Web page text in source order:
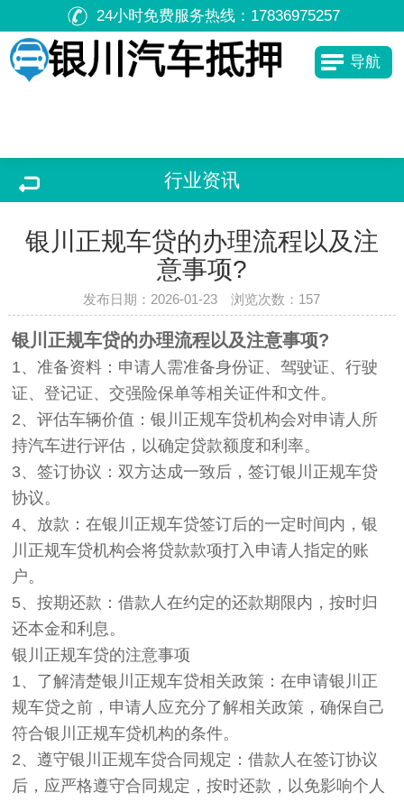
24小时免费服务热线： 17836975257
导航
行业资讯
银川正规车贷的办理流程以及注
意事项?
发布日期：2026-01-23 浏览次数： 157
银川正规车贷的办理流程以及注意事项?
1、准备资料：申请人需准备身份证、驾驶证、行驶
证、登记证、交强险保单等相关证件和文件。
2、评估车辆价值：银川正规车贷机构会对申请人所
持汽车进行评估，以确定贷款额度和利率。
3、签订协议：双方达成一致后，签订银川正规车贷
协议。
4、放款：在银川正规车贷签订后的一定时间内，银
川正规车贷机构会将贷款款项打入申请人指定的账
户。
5、按期还款：借款人在约定的还款期限内，按时归
还本金和利息。
银川正规车贷的注意事项
1、了解清楚银川正规车贷相关政策：在申请银川正
规车贷之前，申请人应充分了解相关政策，确保自己
符合银川正规车贷机构的条件。
2、遵守银川正规车贷合同规定：借款人在签订协议
后，应严格遵守合同规定，按时还款，以免影响个人